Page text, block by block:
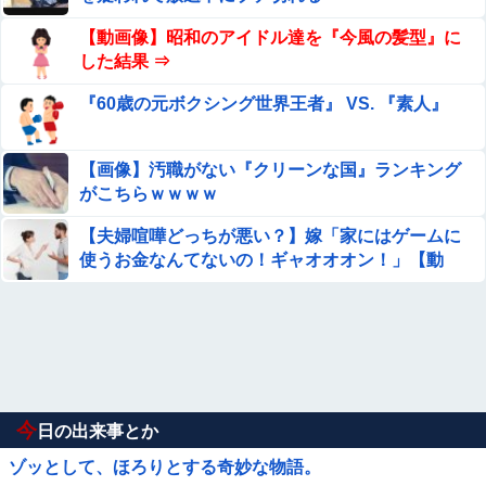
【動画像】昭和のアイドル達を『今風の髪型』に
した結果 ⇒
『60歳の元ボクシング世界王者』 VS. 『素人』
【画像】汚職がない『クリーンな国』ランキング
がこちらｗｗｗｗ
【夫婦喧嘩どっちが悪い？】嫁「家にはゲームに
使うお金なんてないの！ギャオオオン！」【動
今 日の出来事とか
ゾッとして、ほろりとする奇妙な物語。